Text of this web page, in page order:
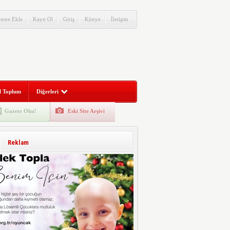
Ekle Kayıt Ol Giriş Künye İletişim
Toplum Diğerleri
Gazete Oku! Eski Site Arşivi
Reklam